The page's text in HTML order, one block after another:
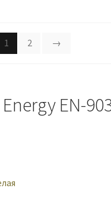
1 2 →
EN-